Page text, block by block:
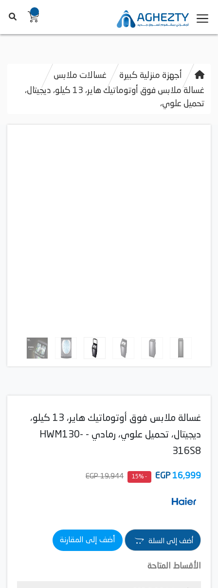
أجهزة منزلية كبيرة
غسالات ملابس
غسالة ملابس فوق أوتوماتيك هاير، 13 كيلو، ديجيتال،
تحميل علوي،
غسالة ملابس فوق أوتوماتيك هاير، 13 كيلو،
ديجيتال، تحميل علوي، رمادي - HWM130-
316S8
16,999
EGP
- 15%
19,944 EGP
أضف إلى السلة أضف إلى المقارنة
الأقساط المتاحة